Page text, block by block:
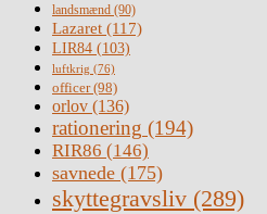
landsmænd (90)
Lazaret (117)
LIR84 (103)
luftkrig (76)
officer(98)
orlov (136)
rationering (194)
RIR86 (146)
savnede (175)
skyttegravsliv (289)